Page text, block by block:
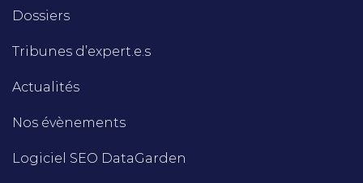
Dossiers
Tribunes d’expert.e.s
Actualités
Nos évènements
Logiciel SEO DataGarden